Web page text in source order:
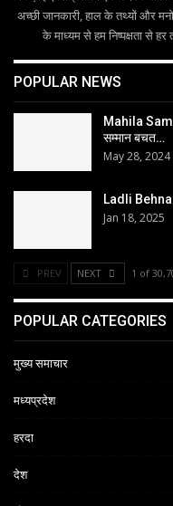
अच्छी जानकारी, हाल के तथ्यों और
के माध्यम से हम निष्पक्षता से
POPULAR NEWS
Mahila
सम्मान बचत…
May 28, 2024
Ladli Behna
Jan 18, 2025
PREV NEXT 1 of
POPULAR CATEGORIES
मुख्य समाचार
मध्यप्रदेश
हरदा
देश